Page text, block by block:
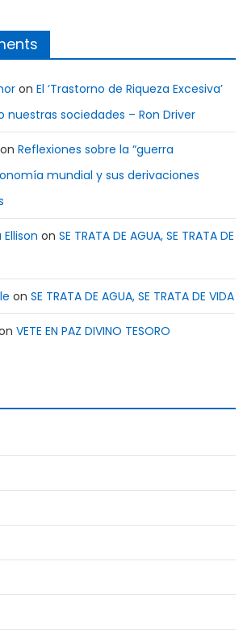
on El ‘Trastorno de Riqueza Excesiva’
nuestras sociedades – Ron Driver
on Reflexiones sobre la “guerra
mundial y sus derivaciones
on SE TRATA DE AGUA, SE TRATA DE
on SE TRATA DE AGUA, SE TRATA DE VIDA
VETE EN PAZ DIVINO TESORO